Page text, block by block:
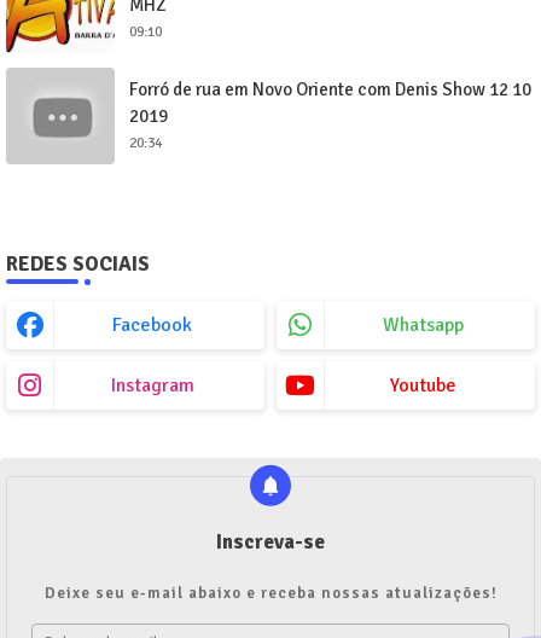
MHZ
09:10
Forró de rua em Novo Oriente com Denis Show 12 10
2019
20:34
REDES SOCIAIS
Facebook Whatsapp
Instagram Youtube
Inscreva-se
Deixe seu e-mail abaixo e receba nossas atualizações!